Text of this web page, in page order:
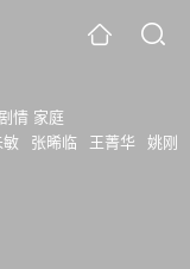
情 家庭
敏 张晞临 王菁华
姚刚